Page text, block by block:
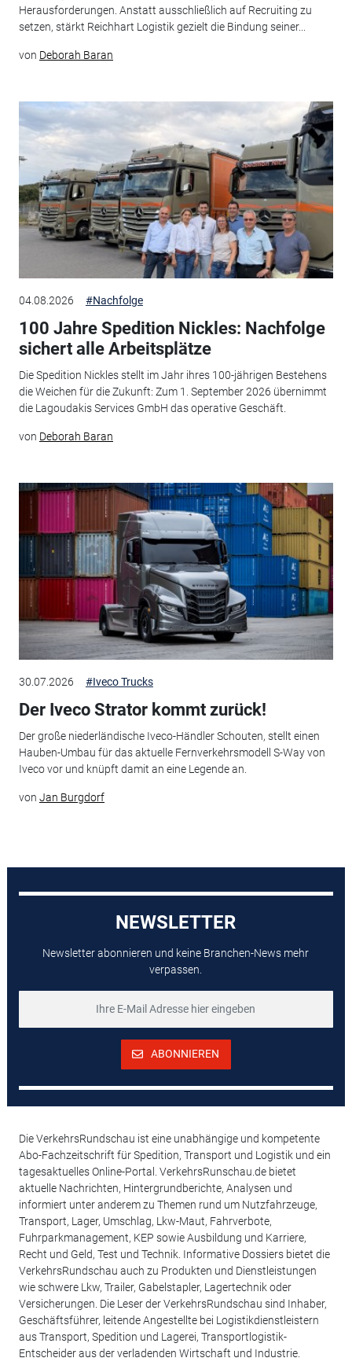
Herausforderungen. Anstatt ausschließlich auf Recruiting zu
setzen, stärkt Reichhart Logistik gezielt die Bindung seiner...
von Deborah Baran
04.08.2026 #Nachfolge
100 Jahre Spedition Nickles: Nachfolge
sichert alle Arbeitsplätze
Die Spedition Nickles stellt im Jahr ihres 100-jährigen Bestehens
die Weichen für die Zukunft: Zum 1. September 2026 übernimmt
die Lagoudakis Services GmbH das operative Geschäft.
von Deborah Baran
30.07.2026 #Iveco Trucks
Der Iveco Strator kommt zurück!
Der große niederländische Iveco-Händler Schouten, stellt einen
Hauben-Umbau für das aktuelle Fernverkehrsmodell S-Way von
Iveco vor und knüpft damit an eine Legende an.
von Jan Burgdorf
NEWSLETTER
Newsletter abonnieren und keine Branchen-News mehr
verpassen.
ABONNIEREN
Die VerkehrsRundschau ist eine unabhängige und kompetente
Abo-Fachzeitschrift für Spedition, Transport und Logistik und ein
tagesaktuelles Online-Portal. VerkehrsRunschau.de bietet
aktuelle Nachrichten, Hintergrundberichte, Analysen und
informiert unter anderem zu Themen rund um Nutzfahrzeuge,
Transport, Lager, Umschlag, Lkw-Maut, Fahrverbote,
Fuhrparkmanagement, KEP sowie Ausbildung und Karriere,
Recht und Geld, Test und Technik. Informative Dossiers bietet die
VerkehrsRundschau auch zu Produkten und Dienstleistungen
wie schwere Lkw, Trailer, Gabelstapler, Lagertechnik oder
Versicherungen. Die Leser der VerkehrsRundschau sind Inhaber,
Geschäftsführer, leitende Angestellte bei Logistikdienstleistern
aus Transport, Spedition und Lagerei, Transportlogistik-
Entscheider aus der verladenden Wirtschaft und Industrie.